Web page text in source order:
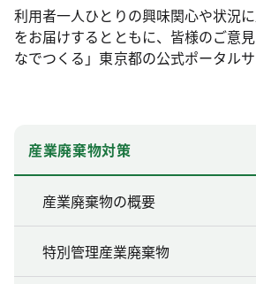
利用者一人ひとりの興味関心や状況
をお届けするとともに、皆様のご意
なでつくる」東京都の公式ポータルサ
産業廃棄物対策
産業廃棄物の概要
特別管理産業廃棄物